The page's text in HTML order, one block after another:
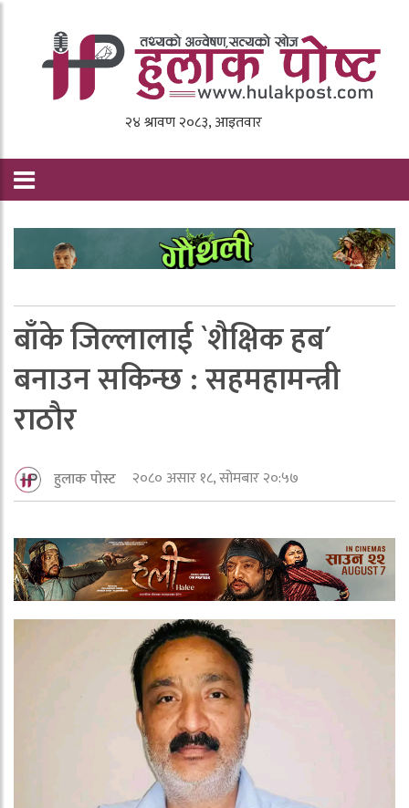
बाँके जिल्लालाई `शैक्षिक हब´
बनाउन सकिन्छ : सहमहामन्त्री
राठाैर
हुलाक पोस्ट २०८० असार १८, सोमबार २०:५७